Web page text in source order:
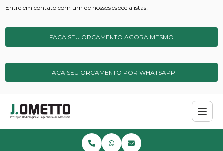
Entre em contato com um de nossos especialistas!
FAÇA SEU ORÇAMENTO AGORA MESMO
FAÇA SEU ORÇAMENTO POR WHATSAPP